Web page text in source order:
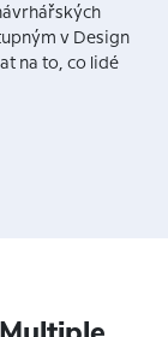
v Design
na to, co lidé